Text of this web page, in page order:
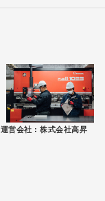
運営会社 : 株式会社高昇